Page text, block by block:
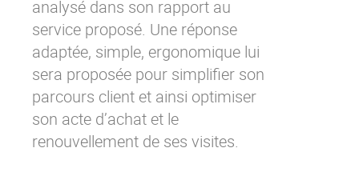
analysé dans son rapport au
service proposé. Une réponse
adaptée, simple, ergonomique lui
sera proposée pour simplifier son
parcours client et ainsi optimiser
son acte d’achat et le
renouvellement de ses visites.